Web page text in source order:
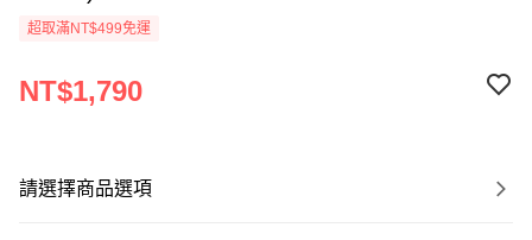
超取滿NT$499免運
NT$1,790
請選擇商品選項